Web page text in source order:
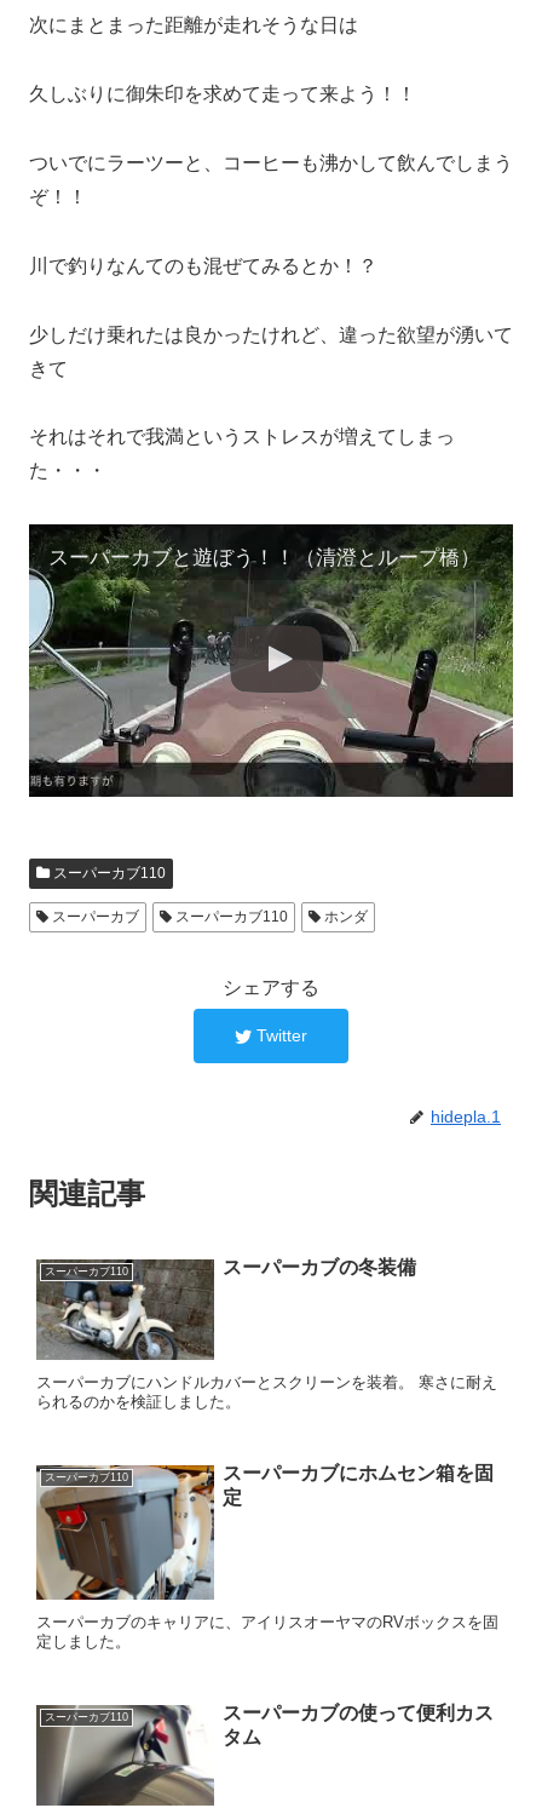
次にまとまった距離が走れそうな日は
久しぶりに御朱印を求めて走って来よう！！
ついでにラーツーと、コーヒーも沸かして飲んでしまう
ぞ！！
川で釣りなんてのも混ぜてみるとか！？
少しだけ乗れたは良かったけれど、違った欲望が湧いて
きて
それはそれで我満というストレスが増えてしまっ
た・・・
スーパーカブと遊ぼう！！（清澄とループ橋）
スーパーカブ110
スーパーカブ スーパーカブ110 ホンダ
シェアする
Twitter
hidepla.1
関連記事
スーパーカブ110 スーパーカブの冬装備
スーパーカブにハンドルカバーとスクリーンを装着。 寒さに耐え
られるのかを検証しました。
スーパーカブ110
スーパーカブにホムセン箱を固
定
スーパーカブのキャリアに、アイリスオーヤマのRVボックスを固
定しました。
スーパーカブ110
スーパーカブの使って便利カス
タム